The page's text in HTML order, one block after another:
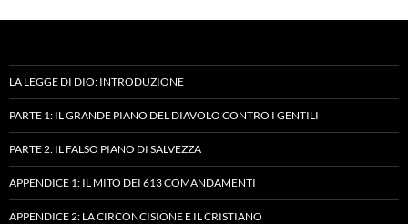
LA LEGGE DI DIO: INTRODUZIONE
PARTE 1: IL GRANDE PIANO DEL DIAVOLO CONTRO I GENTILI
PARTE 2: IL FALSO PIANO DI SALVEZZA
APPENDICE 1: IL MITO DEI 613 COMANDAMENTI
APPENDICE 2: LA CIRCONCISIONE E IL CRISTIANO